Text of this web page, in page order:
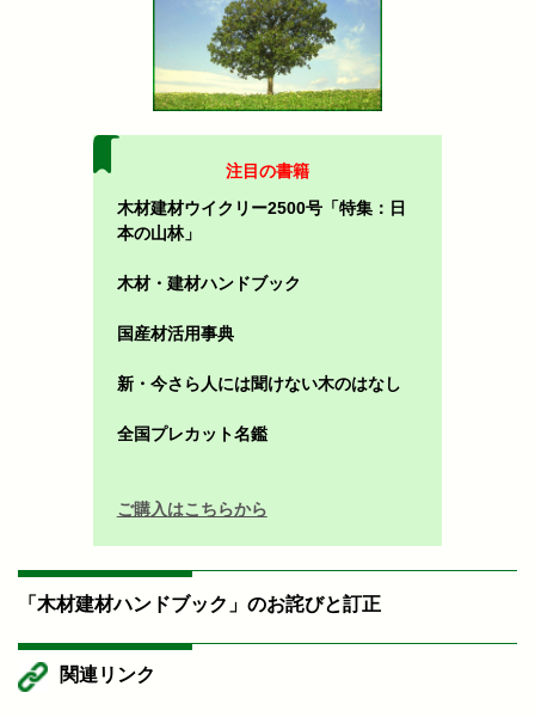
注目の書籍
木材建材ウイクリー2500号「特集：日
本の山林」
木材・建材ハンドブック
国産材活用事典
新・今さら人には聞けない木のはなし
全国プレカット名鑑
ご購入はこちらから
「木材建材ハンドブック」のお詫びと訂正
関連リンク